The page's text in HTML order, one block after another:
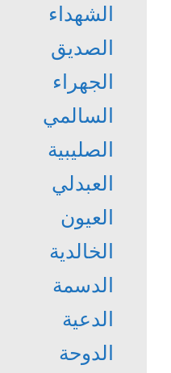
الشهداء
الصديق
الجهراء
السالمي
الصليبية
العبدلي
العيون
الخالدية
الدسمة
الدعية
الدوحة